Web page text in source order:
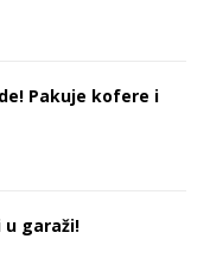
Pakuje kofere i
u garaži!